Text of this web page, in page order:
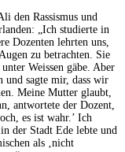
den Rassismus und
„Ich studierte in
Dozenten lehrten uns,
zu betrachten. Sie
Weissen gäbe. Aber
und sagte mir, dass wir
Meine Mutter glaubt,
antwortete der Dozent,
es ist wahr.’ Ich
der Stadt Ede lebte und
als ‚nicht